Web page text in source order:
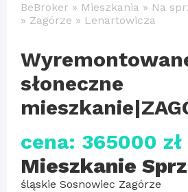
BeBroker » Mieszkania » Na
» Zagórze » Lenartowicza
słoneczne
cena: 365000 zł
Mieszkanie
śląskie Sosnowiec Zagórze